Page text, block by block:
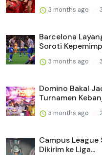
3 months ago
Barcelona
Soroti
3 months ago
Domino Bakal
Turnamen
3 months ago
Campus League
Dikirim ke Liga...